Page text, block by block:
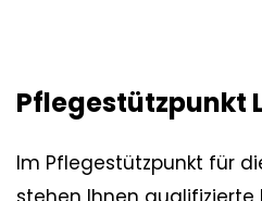
Pflegestützpunkt
Im Pflegestützpunkt für